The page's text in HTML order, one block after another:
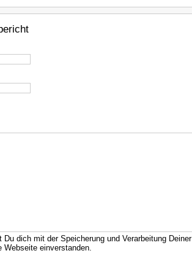
dich mit der Speicherung und Verarbeitung Deiner
Webseite einverstanden.